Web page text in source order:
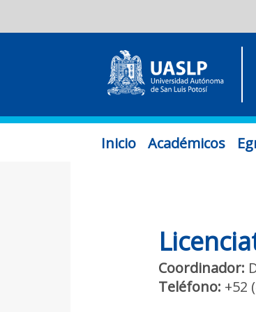
Inicio Académicos
Coordinador:
Teléfono: +52